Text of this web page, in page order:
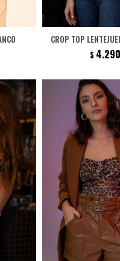
CROP TOP
$ 4.290